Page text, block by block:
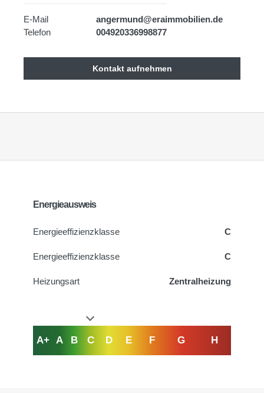
E-Mail
angermund@eraimmobilien.de
Telefon
004920336998877
Kontakt aufnehmen
Energieausweis
Energieeffizienzklasse C
Energieeffizienzklasse C
Heizungsart Zentralheizung
A+ A B C D E F G H